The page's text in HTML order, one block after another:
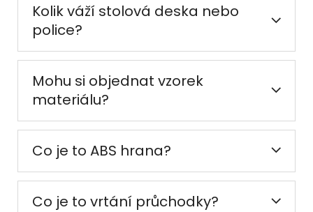
Kolik váží stolová deska nebo
police?
Mohu si objednat vzorek
materiálu?
Co je to ABS hrana?
Co je to vrtání průchodky?